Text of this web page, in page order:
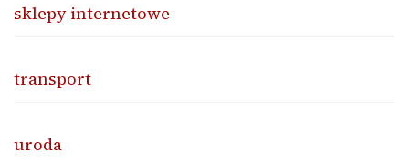
sklepy internetowe
transport
uroda